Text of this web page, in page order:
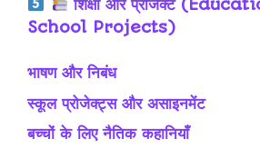
शिक्षा और प्रोजेक्ट
School Projects)
भाषण और निबंध
स्कूल प्रोजेक्ट्स और असाइनमेंट
बच्चों के लिए नैतिक कहानियाँ